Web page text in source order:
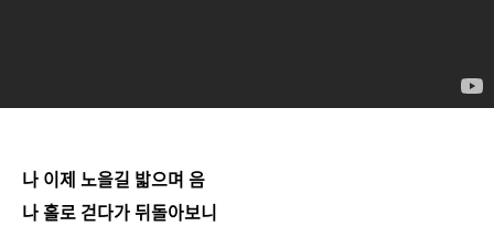
나 이제 노을길 밟으며 음
나 홀로 걷다가 뒤돌아보니